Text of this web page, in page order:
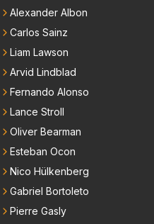
Alexander Albon
Carlos Sainz
Liam Lawson
Arvid Lindblad
Fernando Alonso
Lance Stroll
Oliver Bearman
Esteban Ocon
Nico Hülkenberg
Gabriel Bortoleto
Pierre Gasly